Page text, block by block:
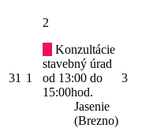
31 1
2
Konzultácie
stavebný úrad
od 13:00 do
15:00hod.
Jasenie
(Brezno)
3